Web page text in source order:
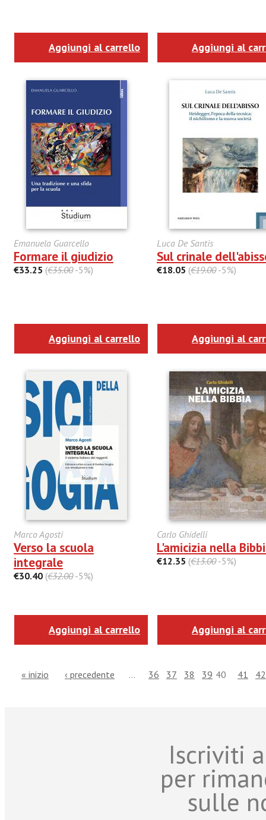
Aggiungi al carrello Aggiungi al
Emanuela Guarcello
Formare il giudizio
€33.25 (€35.00-5%)
Aggiungi al carrello
Luca De Santis
Sul crinale
€18.05 (€19.00-5%)
Aggiungi al
Marco Agosti
Verso la scuola
integrale
€30.40 (€32.00-5%)
Aggiungi al carrello
Carlo Ghidelli
L'amicizia nella
€12.35 (€13.00-5%)
Aggiungi al
« inizio ‹ precedente … 36 37 38 39 40 41 42
Iscriviti
per
sulle